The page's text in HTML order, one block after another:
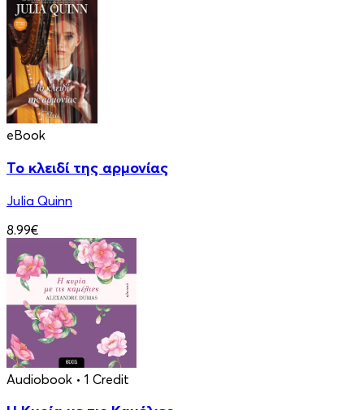
eBook
Το κλειδί της αρμονίας
Julia Quinn
8.99€
Audiobook • 1 Credit